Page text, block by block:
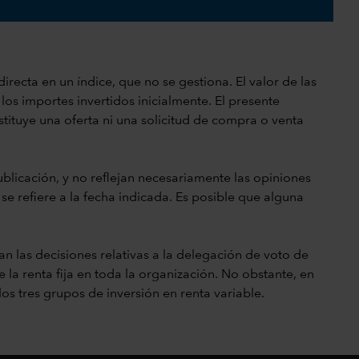
en un índice, que no se gestiona. El valor de las
importes invertidos inicialmente. El presente
una oferta ni una solicitud de compra o venta
y no reflejan necesariamente las opiniones
refiere a la fecha indicada. Es posible que alguna
las decisiones relativas a la delegación de voto de
renta fija en toda la organización. No obstante, en
tres grupos de inversión en renta variable.